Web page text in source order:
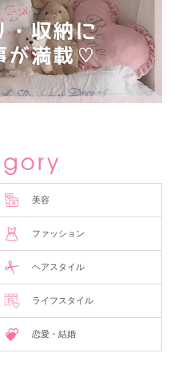
美容
ファッション
ヘアスタイル
ライフスタイル
恋愛・結婚